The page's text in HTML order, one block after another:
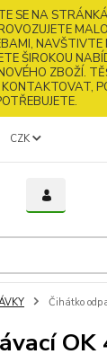
SE NA
NAVŠTIVTE
ŠIROKOU
ZBOŽÍ.
CZK
Čihátko
OK